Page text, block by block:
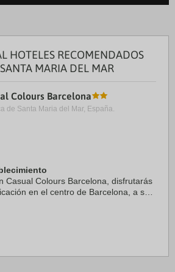
HOTELES RECOMENDADOS
MARIA DEL MAR
Colours Barcelona
de Santa Maria del Mar, España.
Casual Colours Barcelona, disfrutarás
en el centro de Barcelona, a solo
...